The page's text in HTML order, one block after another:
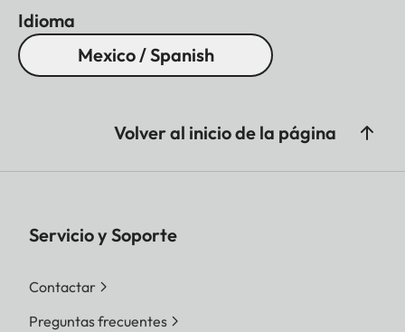
Idioma
Mexico / Spanish
Volver al inicio de la página
Servicio y Soporte
Contactar
Preguntas frecuentes